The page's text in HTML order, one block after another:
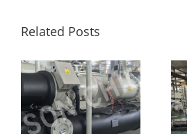
Related Posts
Oman PVC Injection
Molding Chiller Project
– 155 kW Water-